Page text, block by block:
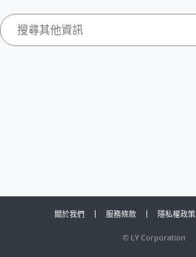
關於我們 服務條款 隱私權政策
© LY Corporation